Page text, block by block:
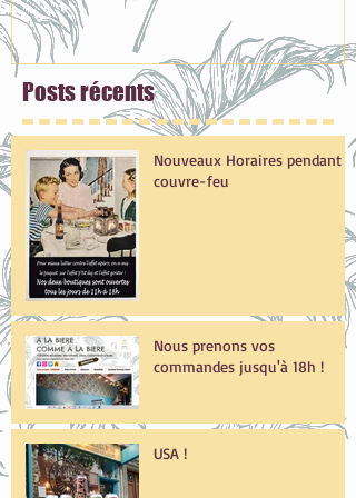
Postsrécents
Nouveaux Horaires pendant le
couvre-feu
Nous prenons vos
commandes jusqu'à 18h !
USA !